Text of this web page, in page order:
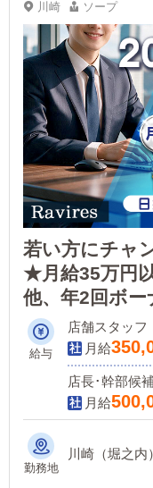
川崎 ソープ
若い方にチャ
★月給35万円
他、年2回ボ
ション寮、即
どちらも大歓
さんきちんと
給与
店舗スタッフ
月給
店長･幹部候
月給
勤務地
川崎（堀之内）